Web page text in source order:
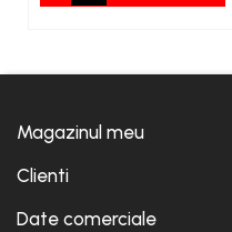
Magazinul meu
Clienti
Date comerciale